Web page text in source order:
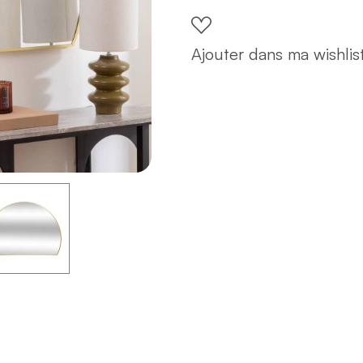
90x65cm
doré
quantity
Ajouter dans ma